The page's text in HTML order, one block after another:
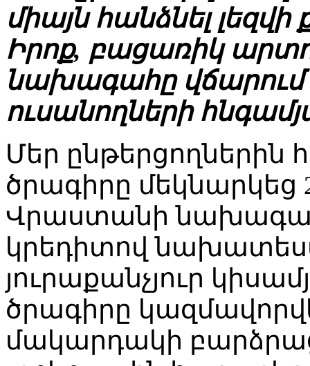
միայն հանձնել լեզվի
Իրոք, բացառիկ
նախագահը վճարում է
ուսանողների
Մեր ընթերցողներին
ծրագիրը մեկնարկեց
Վրաստանի
կրեդիտով
յուրաքանչյուր
ծրագիրը
մակարդակի